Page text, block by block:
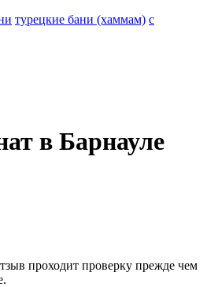
турецкие бани (хаммам) с
в Барнауле
проходит проверку прежде чем